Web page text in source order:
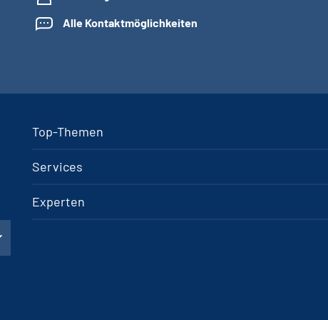
Alle Kontaktmöglichkeiten
Top-Themen
Services
Experten